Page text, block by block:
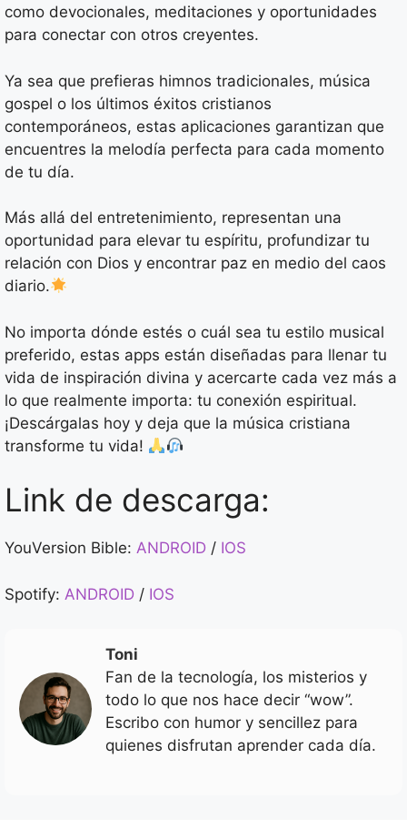
como devocionales, meditaciones y oportunidades
para conectar con otros creyentes.
Ya sea que prefieras himnos tradicionales, música
gospel o los últimos éxitos cristianos
contemporáneos, estas aplicaciones garantizan que
encuentres la melodía perfecta para cada momento
de tu día.
Más allá del entretenimiento, representan una
oportunidad para elevar tu espíritu, profundizar tu
relación con Dios y encontrar paz en medio del caos
diario.
No importa dónde estés o cuál sea tu estilo musical
preferido, estas apps están diseñadas para llenar tu
vida de inspiración divina y acercarte cada vez más a
lo que realmente importa: tu conexión espiritual.
¡Descárgalas hoy y deja que la música cristiana
transforme tu vida!
Link de descarga:
YouVersion Bible: ANDROID / IOS
Spotify: ANDROID / IOS
Toni
Fan de la tecnología, los misterios y
todo lo que nos hace decir “wow”.
Escribo con humor y sencillez para
quienes disfrutan aprender cada día.